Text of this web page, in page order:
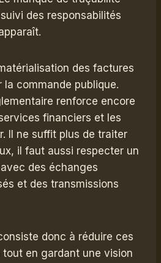
des responsabilités
des factures
commande publique.
renforce encore
financiers et les
Il ne suffit plus de traiter
il faut aussi respecter un
des échanges
et des transmissions
donc à réduire ces
en gardant une vision